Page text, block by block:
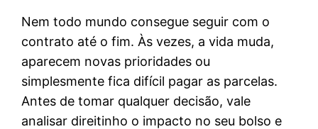
Nem todo mundo consegue seguir com o
contrato até o fim. Às vezes, a vida muda,
aparecem novas prioridades ou
simplesmente fica difícil pagar as parcelas.
Antes de tomar qualquer decisão, vale
analisar direitinho o impacto no seu bolso e